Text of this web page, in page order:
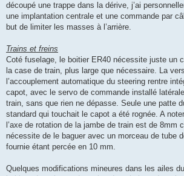
découpé une trappe dans la dérive, j’ai
une implantation centrale et une commande par
but de limiter les masses à l’arrière.
Trains et freins
Coté fuselage, le boitier ER40 nécessite juste un
la case de train, plus large que nécessaire. La
l’accouplement automatique du steering rentre
capot, avec le servo de commande installé
train, sans que rien ne dépasse. Seule une patte
standard qui touchait le capot a été rognée. A
l’axe de rotation de la jambe de train est de 8mm
nécessite de le baguer avec un morceau de tube
fournie étant percée en 10 mm.
Quelques modifications mineures dans les ailes